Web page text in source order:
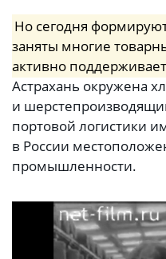
Но сегодня
заняты многие
активно
Астрахань окружена
и
портовой логистики
в России
промышленности.